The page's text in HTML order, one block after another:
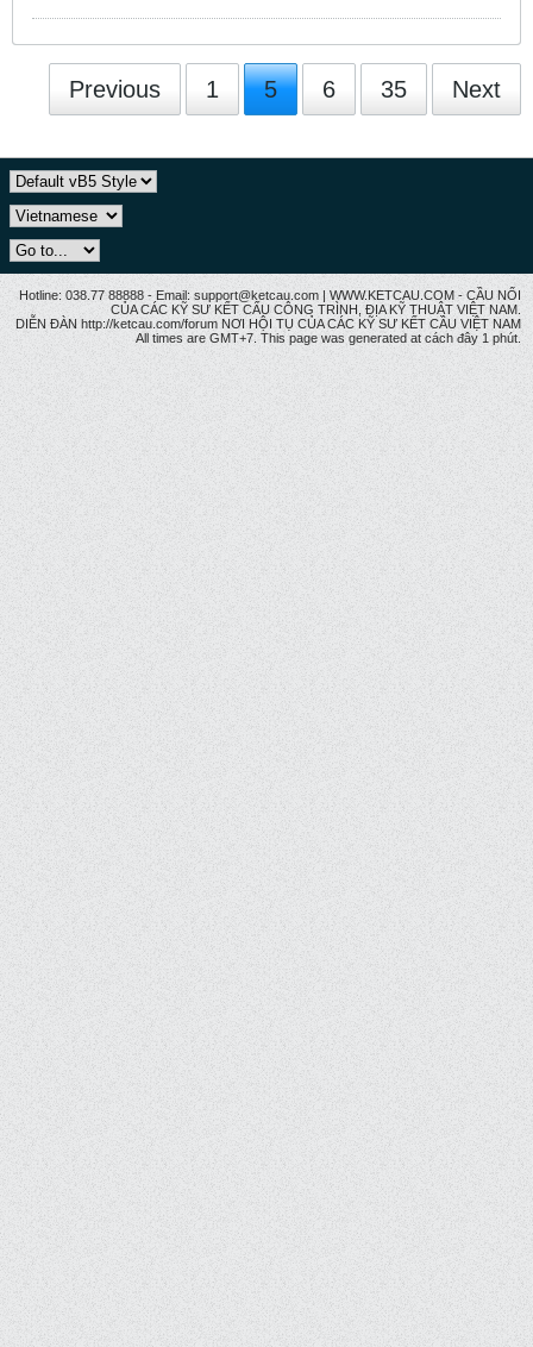
Previous 1 5 6 35 Next
Hotline: 038.77 88888 - Email: support@ketcau.com | WWW.KETCAU.COM - CẦU NỐI
CỦA CÁC KỸ SƯ KẾT CẤU CÔNG TRÌNH, ĐỊA KỸ THUẬT VIỆT NAM.
DIỄN ĐÀN http://ketcau.com/forum NƠI HỘI TỤ CỦA CÁC KỸ SƯ KẾT CÂU VIỆT NAM
All times are GMT+7. This page was generated at cách đây 1 phút.